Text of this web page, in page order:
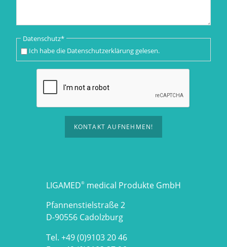
Pflichtfeld
Datenschutz*
Ich habe die Datenschutzerklärunggelesen.
KONTAKT AUFNEHMEN!
LIGAMED®medical Produkte GmbH
Pfannenstielstraße 2
D-90556 Cadolzburg
Tel. +49 (0)9103 20 46